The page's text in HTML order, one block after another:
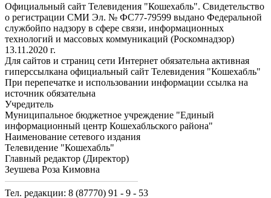
Официальный сайт Телевидения "Кошехабль". Свидетельство
о регистрации СМИ Эл. № ФС77-79599 выдано Федеральной
службойпо надзору в сфере связи, информационных
технологий и массовых коммуникаций (Роскомнадзор)
13.11.2020 г.
Для сайтов и страниц сети Интернет обязательна активная
гиперссылкана официальный сайт Телевидения "Кошехабль"
При перепечатке и использовании информации ссылка на
источник обязательна
Учредитель
Муниципальное бюджетное учреждение "Единый
информационный центр Кошехабльского района"
Наименование сетевого издания
Телевидение "Кошехабль"
Главный редактор (Директор)
Зеушева Роза Кимовна
Тел. редакции: 8 (87770) 91 - 9 - 53